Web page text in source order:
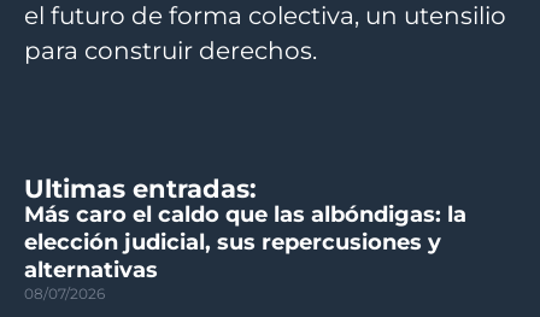
el futuro de forma colectiva, un utensilio
para construir derechos.
Ultimas entradas:
Más caro el caldo que las albóndigas: la
elección judicial, sus repercusiones y
alternativas
08/07/2026